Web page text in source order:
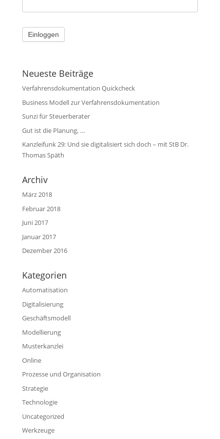
Neueste Beiträge
Verfahrensdokumentation Quickcheck
Business Modell zur Verfahrensdokumentation
Sunzi für Steuerberater
Gut ist die Planung, …
Kanzleifunk 29: Und sie digitalisiert sich doch – mit StB Dr.
Thomas Späth
Archiv
März 2018
Februar 2018
Juni 2017
Januar 2017
Dezember 2016
Kategorien
Automatisation
Digitalisierung
Geschäftsmodell
Modellierung
Musterkanzlei
Online
Prozesse und Organisation
Strategie
Technologie
Uncategorized
Werkzeuge